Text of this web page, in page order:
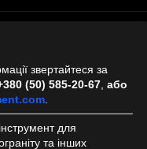
звертайтеся за
(50) 585-20-67 або
.
для
та інших